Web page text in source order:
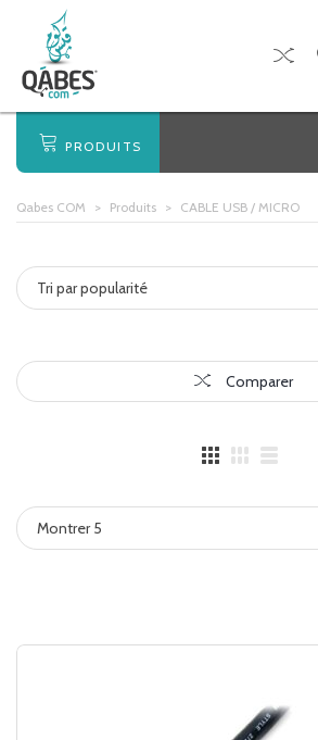
PRODUITS
Qabes COM > Produits > CABLE USB / MICRO
Tri par popularité
Comparer
Montrer 5